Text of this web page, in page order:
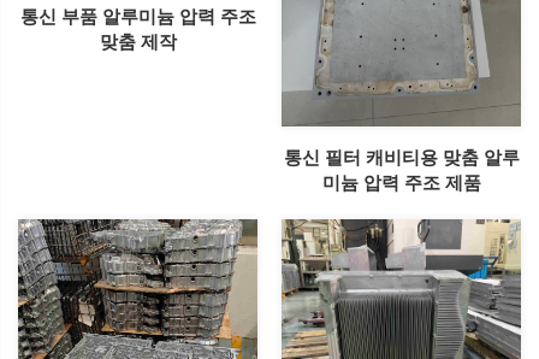
통신 부품 알루미늄 압력 주조
맞춤 제작
통신 필터 캐비티용 맞춤 알루
미늄 압력 주조 제품